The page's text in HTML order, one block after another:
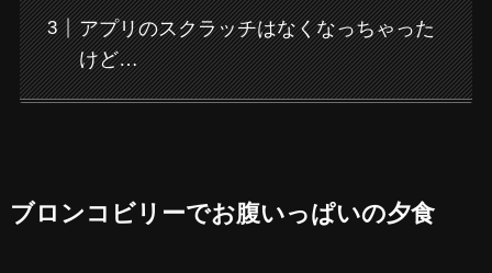
アプリのスクラッチはなくなっちゃった
けど…
ブロンコビリーでお腹いっぱいの夕食